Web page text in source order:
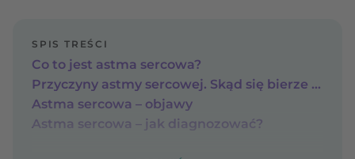
SPIS TREŚCI
Co to jest astma sercowa?
Przyczyny astmy sercowej. Skąd się bierze duszność sercowa?
Astma sercowa – objawy
Astma sercowa – jak diagnozować?